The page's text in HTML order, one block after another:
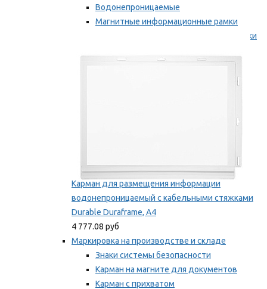
Водонепроницаемые
Магнитные информационные рамки
Самоклеящиеся информационные рамки
Карман для размещения информации
водонепроницаемый с кабельными стяжками
Durable Duraframe, А4
4 777.08 руб
Маркировка на производстве и складе
Знаки системы безопасности
Карман на магните для документов
Карман с прихватом